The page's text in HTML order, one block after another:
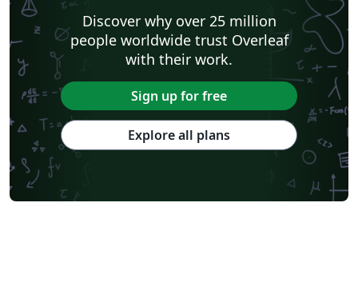
Discover why over 25 million
people worldwide trust Overleaf
with their work.
Sign up for free
Explore all plans